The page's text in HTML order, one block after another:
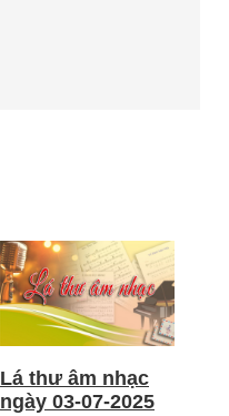
Lá thư âm nhạc
ngày 03-07-2025